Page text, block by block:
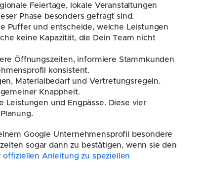
Feiertage, lokale Veranstaltungen
Phase besonders gefragt sind.
Puffer und entscheide, welche Leistungen
keine Kapazität, die Dein Team nicht
Öffnungszeiten, informiere Stammkunden
konsistent.
Materialbedarf und Vertretungsregeln.
Knappheit.
Leistungen und Engpässe. Diese vier
Google Unternehmensprofil besondere
sogar dann zu bestätigen, wenn sie den
offiziellen Anleitung zu speziellen